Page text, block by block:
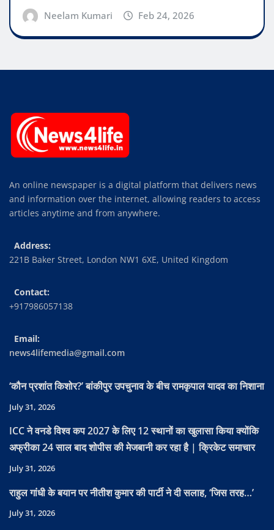
Neelam Kumari Feb 24, 2026
An online newspaper is a digital platform that delivers news
and information over the internet, allowing readers to access
articles anytime and from anywhere.
Address:
221B Baker Street, London NW1 6XE, United Kingdom
Contact:
+917986057138
Email:
news4lifemedia@gmail.com
‘कौन प्रशांत किशोर?’ बांकीपुर उपचुनाव के बीच रामकृपाल यादव का निशाना
July 31, 2026
ICC ने वनडे विश्व कप 2027 के लिए 12 स्थानों का खुलासा किया क्योंकि
अफ्रीका 24 साल बाद शोपीस की मेजबानी कर रहा है | क्रिकेट समाचार
July 31, 2026
राहुल गांधी के बयान पर नीतीश कुमार की पार्टी ने दी सलाह, ‘जिस तरह…’
July 31, 2026